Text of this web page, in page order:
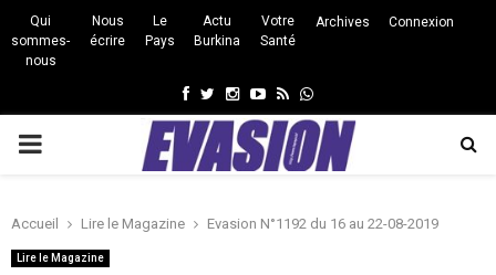
Qui
sommes-
nous
Nous
écrire
Le
Pays
Actu
Burkina
Votre
Santé
Archives Connexion
Facebook
Twitter
Instagram
Youtube
RssWhatsapp
PRIMARY
Accueil Lire le Magazine Evasion N°1192 du 16 au 22-08-2019
Lire le Magazine